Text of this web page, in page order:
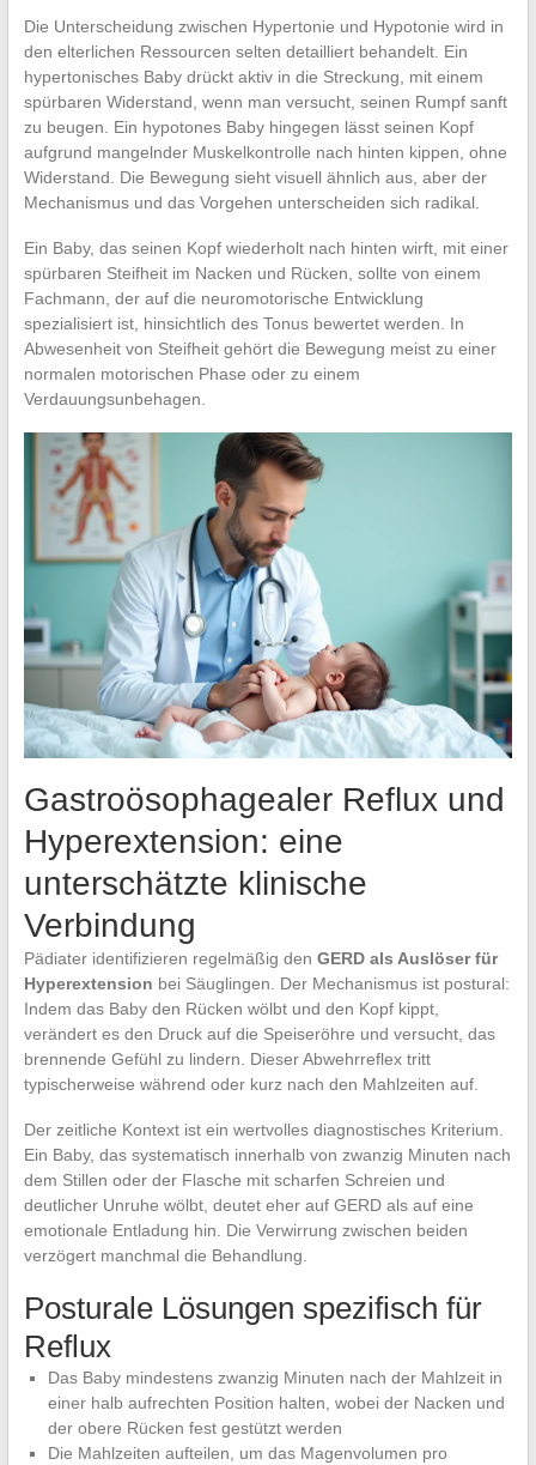
Die Unterscheidung zwischen Hypertonie und Hypotonie wird in
den elterlichen Ressourcen selten detailliert behandelt. Ein
hypertonisches Baby drückt aktiv in die Streckung, mit einem
spürbaren Widerstand, wenn man versucht, seinen Rumpf sanft
zu beugen. Ein hypotones Baby hingegen lässt seinen Kopf
aufgrund mangelnder Muskelkontrolle nach hinten kippen, ohne
Widerstand. Die Bewegung sieht visuell ähnlich aus, aber der
Mechanismus und das Vorgehen unterscheiden sich radikal.
Ein Baby, das seinen Kopf wiederholt nach hinten wirft, mit einer
spürbaren Steifheit im Nacken und Rücken, sollte von einem
Fachmann, der auf die neuromotorische Entwicklung
spezialisiert ist, hinsichtlich des Tonus bewertet werden. In
Abwesenheit von Steifheit gehört die Bewegung meist zu einer
normalen motorischen Phase oder zu einem
Verdauungsunbehagen.
Gastroösophagealer Reflux und
Hyperextension: eine
unterschätzte klinische
Verbindung
Pädiater identifizieren regelmäßig den GERD als Auslöser für
Hyperextension bei Säuglingen. Der Mechanismus ist postural:
Indem das Baby den Rücken wölbt und den Kopf kippt,
verändert es den Druck auf die Speiseröhre und versucht, das
brennende Gefühl zu lindern. Dieser Abwehrreflex tritt
typischerweise während oder kurz nach den Mahlzeiten auf.
Der zeitliche Kontext ist ein wertvolles diagnostisches Kriterium.
Ein Baby, das systematisch innerhalb von zwanzig Minuten nach
dem Stillen oder der Flasche mit scharfen Schreien und
deutlicher Unruhe wölbt, deutet eher auf GERD als auf eine
emotionale Entladung hin. Die Verwirrung zwischen beiden
verzögert manchmal die Behandlung.
Posturale Lösungen spezifisch für
Reflux
Das Baby mindestens zwanzig Minuten nach der Mahlzeit in
einer halb aufrechten Position halten, wobei der Nacken und
der obere Rücken fest gestützt werden
Die Mahlzeiten aufteilen, um das Magenvolumen pro